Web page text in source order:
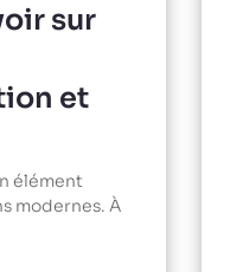
sur
et
élément
modernes. À